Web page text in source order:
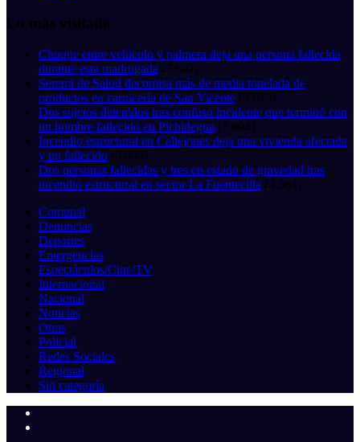
Lo más visitado
Choque entre vehículo y palmera deja una persona fallecida
durante esta madrugada (7.697)
Seremi de Salud decomisa más de media tonelada de
productos en carnicería de San Vicente (5.849)
Dos sujetos detenidos tras confuso incidente que terminó con
un hombre fallecido en Pichidegua (5.604)
Incendio estructural en Callejones deja una vivienda afectada
y un fallecido (5.098)
Dos personas fallecidas y tres en estado de gravedad tras
incendio estructural en sector La Fuentecilla (4.564)
Comunal
Denuncias
Deportes
Emergencias
Espectáculos/Cine/TV
Internacional
Nacional
Noticias
Otras
Policial
Redes Sociales
Regional
Sin categoría